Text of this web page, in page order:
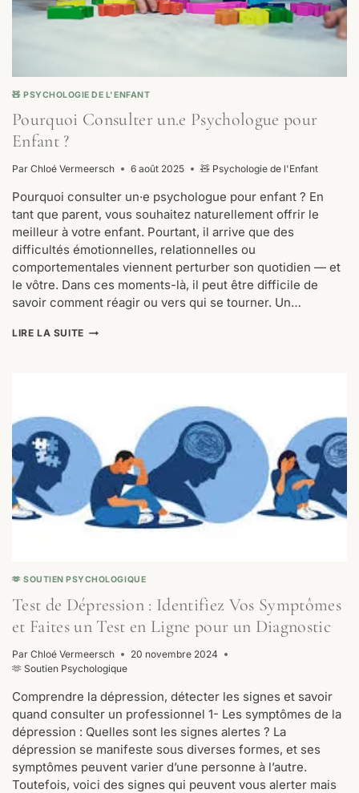
🧸 PSYCHOLOGIE DE L'ENFANT
Pourquoi Consulter un.e Psychologue pour
Enfant ?
Par Chloé Vermeersch 6 août 2025 🧸 Psychologie de l'Enfant
Pourquoi consulter un·e psychologue pour enfant ? En
tant que parent, vous souhaitez naturellement offrir le
meilleur à votre enfant. Pourtant, il arrive que des
difficultés émotionnelles, relationnelles ou
comportementales viennent perturber son quotidien — et
le vôtre. Dans ces moments-là, il peut être difficile de
savoir comment réagir ou vers qui se tourner. Un…
LIRE LA SUITEPOURQUOI
🫶 SOUTIEN PSYCHOLOGIQUE
Test de Dépression : Identifiez Vos Symptômes
et Faites un Test en Ligne pour un Diagnostic
Par Chloé Vermeersch
20 novembre 2024
🫶 Soutien Psychologique
Comprendre la dépression, détecter les signes et savoir
quand consulter un professionnel 1- Les symptômes de la
dépression : Quelles sont les signes alertes ? La
dépression se manifeste sous diverses formes, et ses
symptômes peuvent varier d’une personne à l’autre.
Toutefois, voici des signes qui peuvent vous alerter mais